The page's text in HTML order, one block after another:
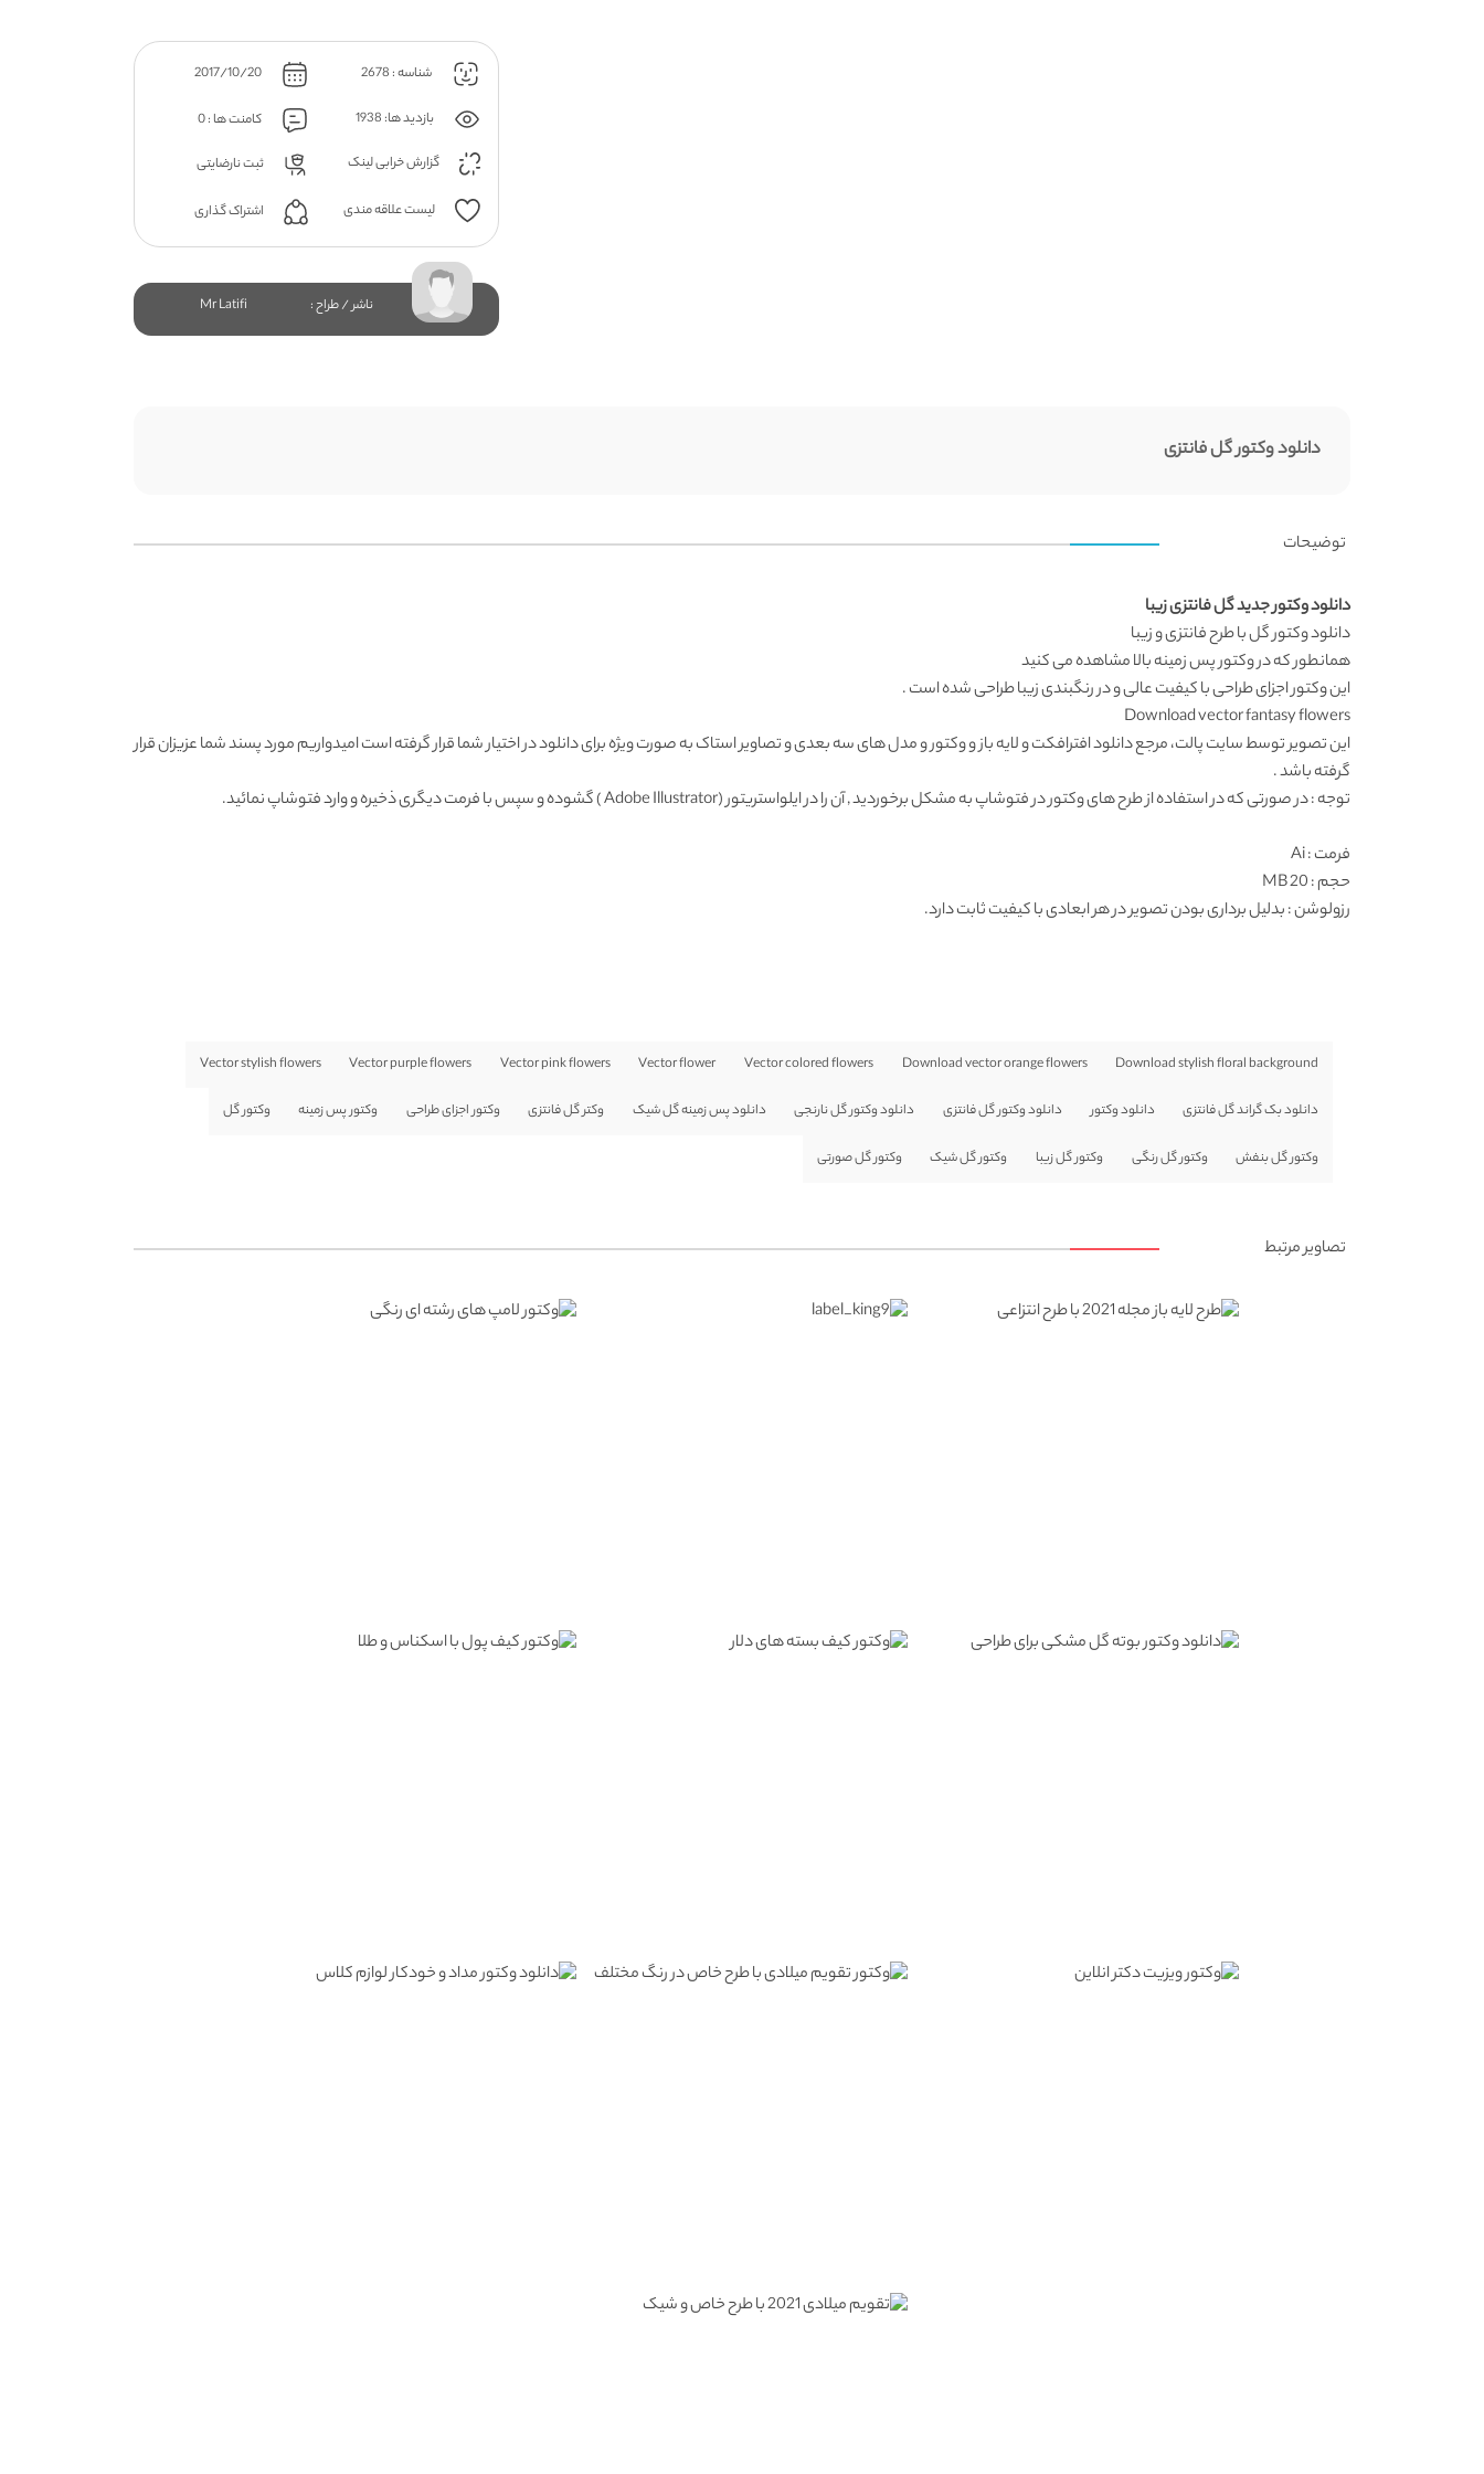
شناسه : 2678 2017/10/20
بازدید ها: 1938
کامنت ها : 0
گزارش خرابی لینک
ثبت نارضایتی
لیست علاقه مندی اشتراک گذاری
ناشر / طراح : Mr Latifi
دانلود وکتور گل فانتزی
توضیحات
دانلود وکتور جدید گل فانتزی زیبا
دانلود وکتورگل با طرح فانتزی و زیبا
همانطور که دروکتور پس زمینهبالا مشاهده می کنید
اینوکتور اجزای طراحیبا کیفیت عالی و در رنگبندی زیبا طراحی شده است .
Download vector fantasy flowers
این تصویر توسطسایت پالت، مرجعدانلود افترافکتو لایه باز و وکتور و مدل های سه بعدی و تصاویر استاک به صورت ویژه برای دانلود در اختیار شما قرار گرفته است امیدواریم مورد پسند شما عزیزان قرار
گرفته باشد .
توجه : در صورتی که در استفاده از طرح های وکتور در فتوشاپ به مشکل برخوردید , آن را در ایلواستریتور (Adobe Illustrator ) گشوده و سپس با فرمت دیگری ذخیره و وارد فتوشاپ نمائید.
فرمت: Ai
حجم : 20 MB
رزولوشن: بدلیل برداری بودن تصویر در هر ابعادی با کیفیت ثابت دارد.
Download stylish floral background
Download vector orange flowers
Vector colored flowers
Vector flower
Vector pink flowers
Vector purple flowers
Vector stylish flowers
دانلود بک گراند گل فانتزی دانلود وکتور دانلود وکتور گل فانتزی دانلود وکتور گل نارنجی دانلود پس زمینه گل شیک وکتر گل فانتزی وکتور اجزای طراحی وکتور پس زمینه وکتور گل
وکتور گل بنفش وکتور گل رنگی وکتور گل زیبا وکتور گل شیک وکتور گل صورتی
تصاویر مرتبط